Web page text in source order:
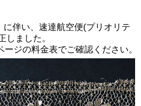
に伴い、速達航空便(プリオリテ
しました。
ージの料金表でご確認ください。